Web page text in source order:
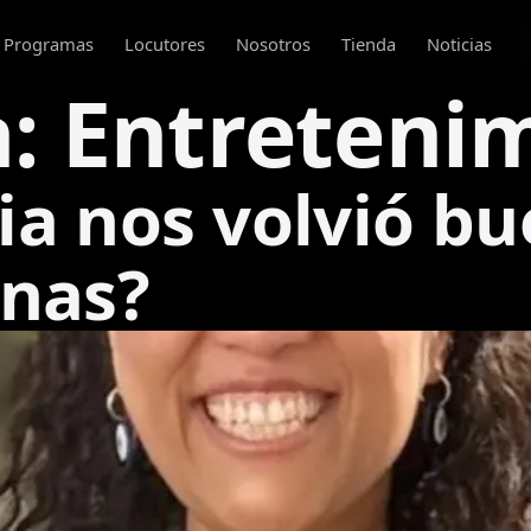
nos volvió
Programas Locutores Nosotros Tienda Noticias